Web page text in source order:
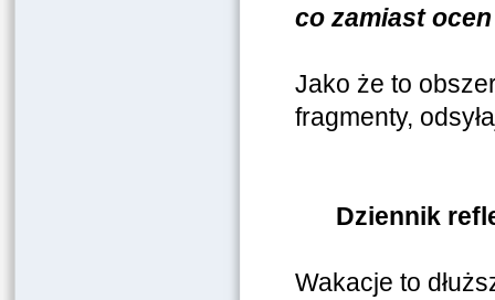
co zamiast
Jako że to
fragmenty,
Dziennik
Wakacje to